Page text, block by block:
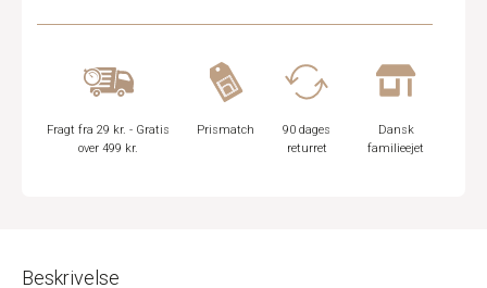
Fragt fra 29 kr. - Gratis
over 499 kr.
Prismatch
90 dages
returret
Dansk
familieejet
Beskrivelse